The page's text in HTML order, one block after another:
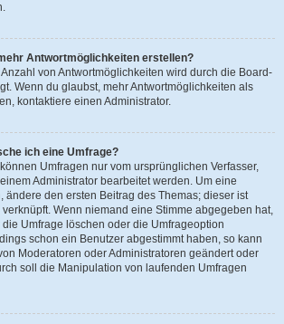
Antwortmöglichkeiten erstellen?
von Antwortmöglichkeiten wird durch die Board-
Wenn du glaubst, mehr Antwortmöglichkeiten als
kontaktiere einen Administrator.
ich eine Umfrage?
Umfragen nur vom ursprünglichen Verfasser,
Administrator bearbeitet werden. Um eine
ändere den ersten Beitrag des Themas; dieser ist
Wenn niemand eine Stimme abgegeben hat,
Umfrage löschen oder die Umfrageoption
schon ein Benutzer abgestimmt haben, so kann
Moderatoren oder Administratoren geändert oder
soll die Manipulation von laufenden Umfragen